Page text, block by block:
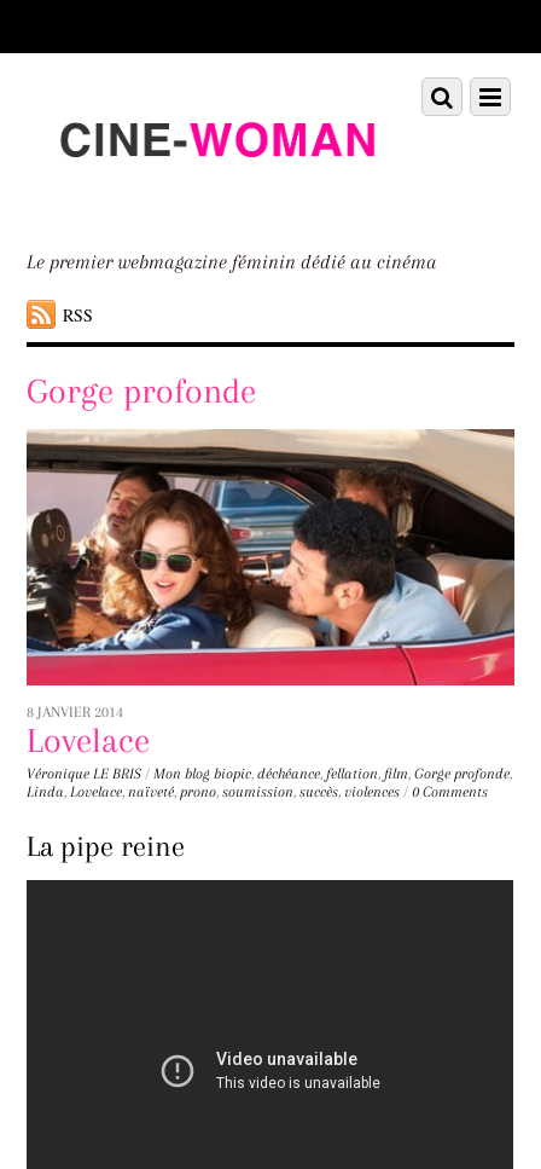
down
Le premier webmagazine féminin dédié au cinéma
RSS
Menu
Scroll
down
Gorge profonde
8 JANVIER 2014
Lovelace
Véronique LE BRIS / Mon blog biopic,déchéance, fellation, film,Gorge profonde,
Linda, Lovelace, naïveté, prono,soumission,succès,violences / 0 Comments
La pipe reine